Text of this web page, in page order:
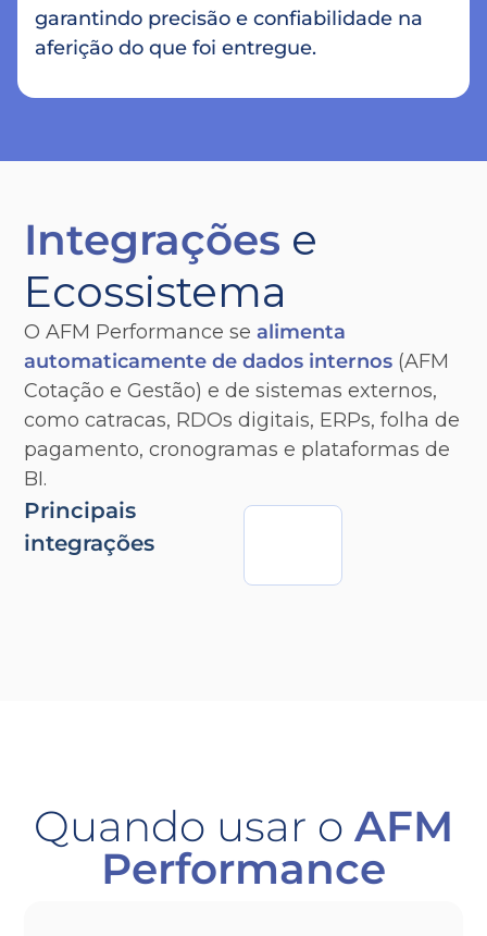
garantindo precisão e confiabilidade na
aferição do que foi entregue.
Integrações e
Ecossistema
O AFM Performance sealimenta
automaticamente de dados internos (AFM
Cotação e Gestão) e de sistemas externos,
como catracas, RDOs digitais, ERPs, folha de
pagamento, cronogramas e plataformas de
BI.
Principais
integrações
Quando usar o AFM
Performance